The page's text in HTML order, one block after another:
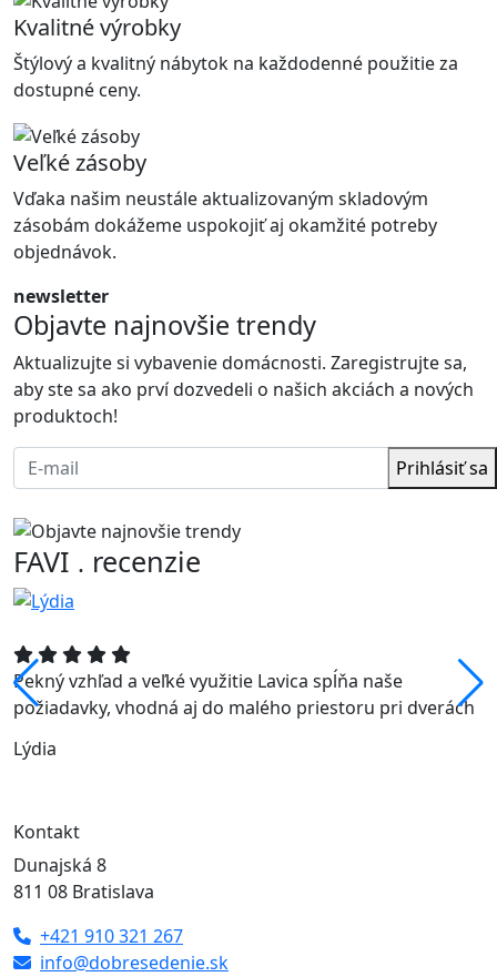
Kvalitné výrobky
Štýlový a kvalitný nábytok na každodenné použitie za
dostupné ceny.
Veľké zásoby
Vďaka našim neustále aktualizovaným skladovým
zásobám dokážeme uspokojiť aj okamžité potreby
objednávok.
newsletter
Objavte najnovšie trendy
Aktualizujte si vybavenie domácnosti. Zaregistrujte sa,
aby ste sa ako prví dozvedeli o našich akciách a nových
produktoch!
Prihlásiť sa
FAVI . recenzie
Pekný vzhľad a veľké využitie Lavica spĺňa naše
požiadavky, vhodná aj do malého priestoru pri dverách
Lýdia
Kontakt
Dunajská 8
811 08 Bratislava
+421 910 321 267
info@dobresedenie.sk